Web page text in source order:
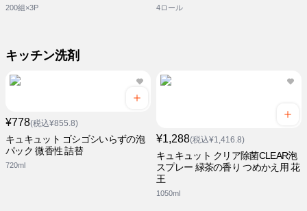
200組×3P 4ロール
キッチン洗剤
¥778(税込¥855.8)
キュキュット ゴシゴシいらずの泡
パック 微香性 詰替
720ml
¥1,288(税込¥1,416.8)
キュキュット クリア除菌CLEAR泡
スプレー 緑茶の香り つめかえ用 花
王
1050ml